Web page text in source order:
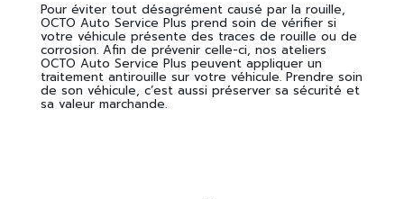
Pour éviter tout désagrément causé par la rouille,
OCTO Auto Service Plus prend soin de vérifier si
votre véhicule présente des traces de rouille ou de
corrosion. Afin de prévenir celle-ci, nos ateliers
OCTO Auto Service Plus peuvent appliquer un
traitement antirouille sur votre véhicule. Prendre soin
de son véhicule, c’est aussi préserver sa sécurité et
sa valeur marchande.